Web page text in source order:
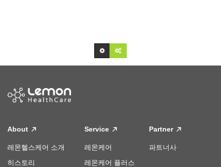
About
레몬헬스케어 소개
히스토리
Service
레몬케어
레몬케어 플러스
Partner
파트너사